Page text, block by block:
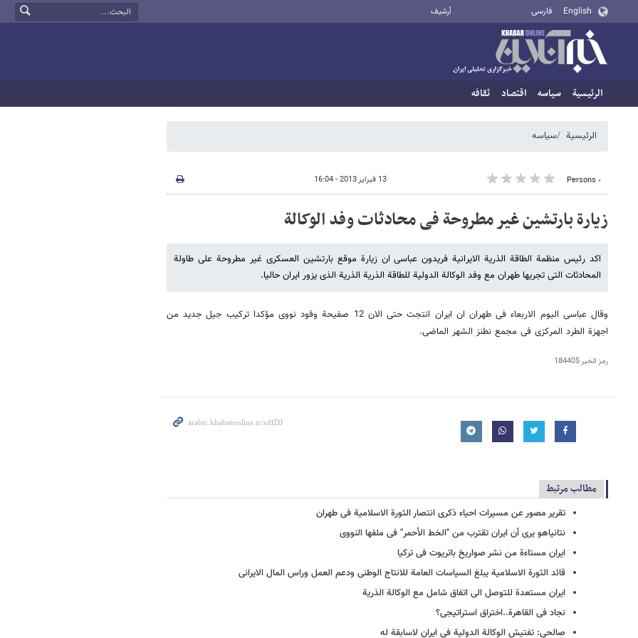
English فارسی أرشيف
الرئيسية سیاسه اقتصاد ثقافه
الرئيسية سیاسه
٠ Persons 13 فبراير 2013 - 16:04
زیارة بارتشین غیر مطروحة فی محادثات وفد الوکالة
اکد رئیس منظمة الطاقة الذریة الایرانیة فریدون عباسی ان زیارة موقع بارتشین العسکری غیر مطروحة على طاولة
المحادثات التی تجریها طهران مع وفد الوکالة الدولیة للطاقة الذریة الذریة الذی یزور ایران حالیا.
وقال عباسی الیوم الاربعاء فی طهران ان ایران انتجت حتى الان 12 صفیحة وقود نووی مؤکدا ترکیب جیل جدید من
اجهزة الطرد المرکزی فی مجمع نطنز الشهر الماضی.
رمز الخبر184405
مطالب مرتبط
تقریر مصور عن مسیرات احیاء ذکرى انتصار الثورة الاسلامیة فی طهران
نتانیاهو یرى أن ایران تقترب من "الخط الأحمر" فی ملفها النووی
ایران مستاءة من نشر صواریخ باتریوت فی ترکیا
قائد الثورة الاسلامیة یبلغ السیاسات العامة للانتاج الوطنی ودعم العمل وراس المال الایرانی
ایران مستعدة للتوصل الى اتفاق شامل مع الوکالة الذریة
نجاد فی القاهرة..اختراق استراتیجی؟
صالحی: تفتیش الوکالة الدولیة فی ایران لاسابقة له